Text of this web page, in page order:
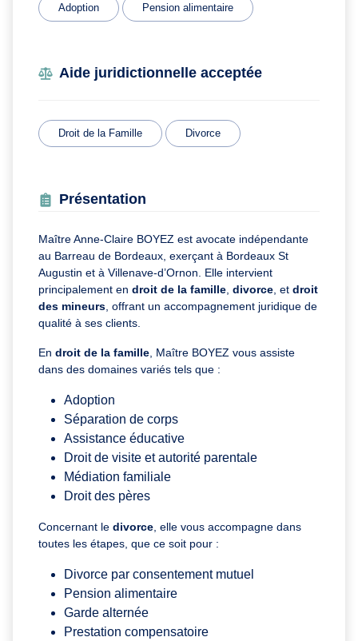
Adoption Pension alimentaire
Aide juridictionnelle acceptée
Droit de la Famille Divorce
Présentation
Maître Anne-Claire BOYEZ est avocate indépendante
au Barreau de Bordeaux, exerçant à Bordeaux St
Augustin et à Villenave-d’Ornon. Elle intervient
principalement en droit de la famille, divorce, et droit
des mineurs, offrant un accompagnement juridique de
qualité à ses clients.
En droit de la famille, Maître BOYEZ vous assiste
dans des domaines variés tels que :
Adoption
Séparation de corps
Assistance éducative
Droit de visite et autorité parentale
Médiation familiale
Droit des pères
Concernant le divorce, elle vous accompagne dans
toutes les étapes, que ce soit pour :
Divorce par consentement mutuel
Pension alimentaire
Garde alternée
Prestation compensatoire